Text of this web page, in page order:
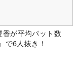
香が平均パット数
で6人抜き！